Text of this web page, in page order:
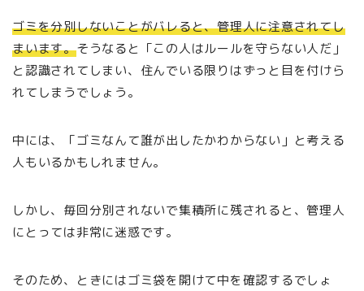
ゴミを分別しないことがバレると、管理人に注意されてし
まいます。そうなると「この人はルールを守らない人だ」
と認識されてしまい、住んでいる限りはずっと目を付けら
れてしまうでしょう。
中には、「ゴミなんて誰が出したかわからない」と考える
人もいるかもしれません。
しかし、毎回分別されないで集積所に残されると、管理人
にとっては非常に迷惑です。
そのため、ときにはゴミ袋を開けて中を確認するでしょ